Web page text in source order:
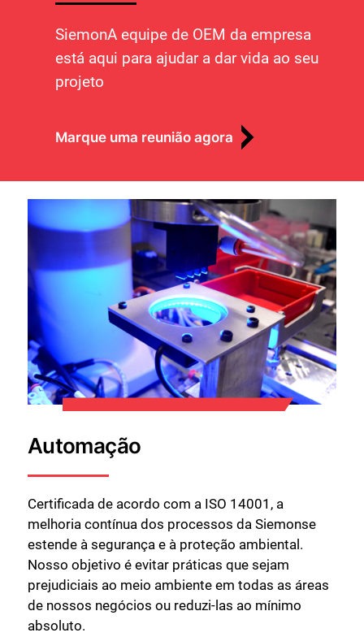
SiemonA equipe de OEM da empresa
está aqui para ajudar a dar vida ao seu
projeto
Marque uma reunião agora
Automação
Certificada de acordo com a ISO 14001, a
melhoria contínua dos processos da Siemonse
estende à segurança e à proteção ambiental.
Nosso objetivo é evitar práticas que sejam
prejudiciais ao meio ambiente em todas as áreas
de nossos negócios ou reduzi-las ao mínimo
absoluto.